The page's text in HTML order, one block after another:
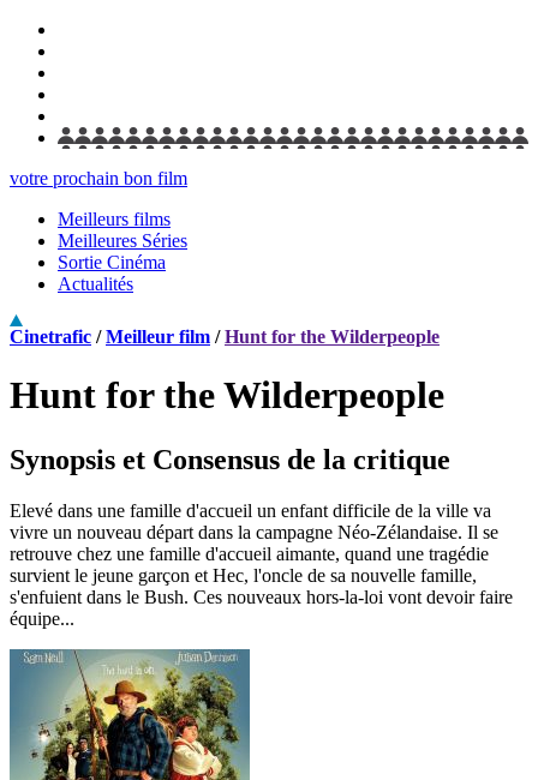
votre prochain bon film
Meilleurs films
Meilleures Séries
Sortie Cinéma
Actualités
Cinetrafic /Meilleur film /Hunt for the Wilderpeople
Hunt for the Wilderpeople
Synopsis et Consensus de la critique
Elevé dans une famille d'accueil un enfant difficile de la ville va
vivre un nouveau départ dans la campagne Néo-Zélandaise. Il se
retrouve chez une famille d'accueil aimante, quand une tragédie
survient le jeune garçon et Hec, l'oncle de sa nouvelle famille,
s'enfuient dans le Bush. Ces nouveaux hors-la-loi vont devoir faire
équipe...